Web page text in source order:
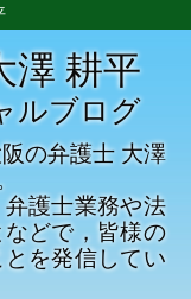
澤 耕平
ルブログ
の弁護士 大澤
護士業務や法
どで，皆様の
を発信してい